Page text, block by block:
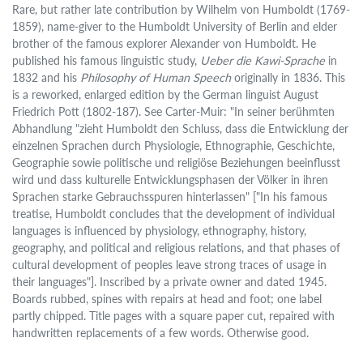
Rare, but rather late contribution by Wilhelm von Humboldt (1769-
1859), name-giver to the Humboldt University of Berlin and elder
brother of the famous explorer Alexander von Humboldt. He
published his famous linguistic study, Ueber die Kawi-Sprache in
1832 and his Philosophy of Human Speechoriginally in 1836. This
is a reworked, enlarged edition by the German linguist August
Friedrich Pott (1802-187). See Carter-Muir: "In seiner berühmten
Abhandlung "zieht Humboldt den Schluss, dass die Entwicklung der
einzelnen Sprachen durch Physiologie, Ethnographie, Geschichte,
Geographie sowie politische und religiöse Beziehungen beeinflusst
wird und dass kulturelle Entwicklungsphasen der Völker in ihren
Sprachen starke Gebrauchsspuren hinterlassen" ["In his famous
treatise, Humboldt concludes that the development of individual
languages ​​is influenced by physiology, ethnography, history,
geography, and political and religious relations, and that phases of
cultural development of peoples leave strong traces of usage in
their languages"]. Inscribed by a private owner and dated 1945.
Boards rubbed, spines with repairs at head and foot; one label
partly chipped. Title pages with a square paper cut, repaired with
handwritten replacements of a few words. Otherwise good.